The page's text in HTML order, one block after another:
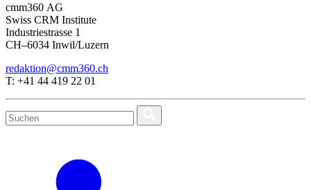
cmm360 AG
Swiss CRM Institute
Industriestrasse 1
CH–6034 Inwil/Luzern
redaktion@cmm360.ch
T: +41 44 419 22 01